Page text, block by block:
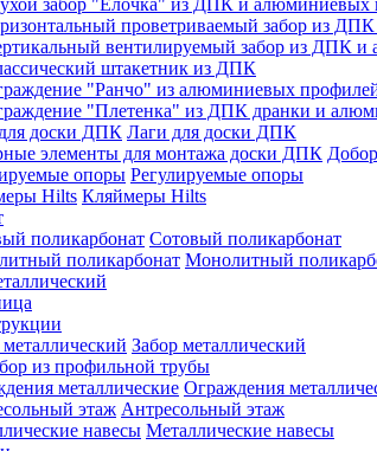
забор "Ёлочка" из ДПК и
проветриваемый забор из
вентилируемый забор из ДПК и
штакетник из ДПК
"Ранчо" из алюминиевых
"Плетенка" из ДПК дранки и
Лаги для доски ДПК
Регулируемые опоры
Кляймеры Hilts
Сотовый поликарбонат
Монолитный
Забор металлический
из профильной трубы
Ограждения
Антресольный этаж
Металлические навесы